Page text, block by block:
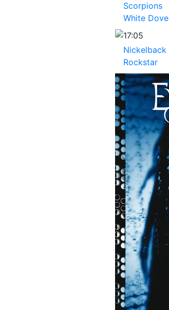
Scorpions
White Dove
17:05
Nickelback
Rockstar